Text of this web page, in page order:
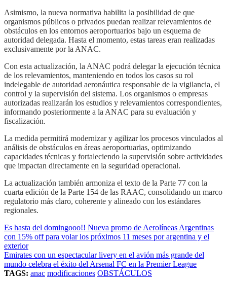
Asimismo, la nueva normativa habilita la posibilidad de que
organismos públicos o privados puedan realizar relevamientos de
obstáculos en los entornos aeroportuarios bajo un esquema de
autoridad delegada. Hasta el momento, estas tareas eran realizadas
exclusivamente por la ANAC.
Con esta actualización, la ANAC podrá delegar la ejecución técnica
de los relevamientos, manteniendo en todos los casos su rol
indelegable de autoridad aeronáutica responsable de la vigilancia, el
control y la supervisión del sistema. Los organismos o empresas
autorizadas realizarán los estudios y relevamientos correspondientes,
informando posteriormente a la ANAC para su evaluación y
fiscalización.
La medida permitirá modernizar y agilizar los procesos vinculados al
análisis de obstáculos en áreas aeroportuarias, optimizando
capacidades técnicas y fortaleciendo la supervisión sobre actividades
que impactan directamente en la seguridad operacional.
La actualización también armoniza el texto de la Parte 77 con la
cuarta edición de la Parte 154 de las RAAC, consolidando un marco
regulatorio más claro, coherente y alineado con los estándares
regionales.
Es hasta del domingooo!! Nueva promo de Aerolíneas Argentinas
con 15% off para volar los próximos 11 meses por argentina y el
exterior
Emirates con un espectacular livery en el avión más grande del
mundo celebra el éxito del Arsenal FC en la Premier League
TAGS: anac modificaciones OBSTÁCULOS